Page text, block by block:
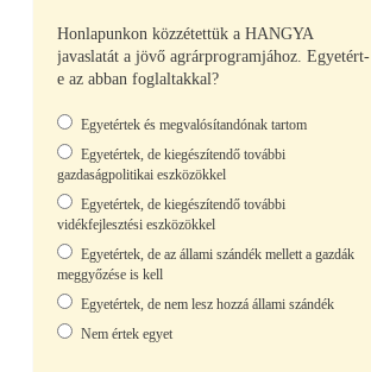
Honlapunkon közzétettük a HANGYA
javaslatát a jövő agrárprogramjához. Egyetért-
e az abban foglaltakkal?
Választások
Egyetértek és megvalósítandónak tartom
Egyetértek, de kiegészítendő további
gazdaságpolitikai eszközökkel
Egyetértek, de kiegészítendő további
vidékfejlesztési eszközökkel
Egyetértek, de az állami szándék mellett a gazdák
meggyőzése is kell
Egyetértek, de nem lesz hozzá állami szándék
Nem értek egyet